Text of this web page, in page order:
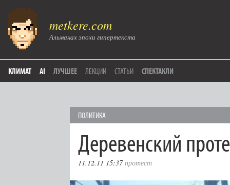
metkere.com
Альманах эпохи гипертекста
КЛИМАТ AI ЛУЧШЕЕ ЛЕКЦИИ СТАТЬИ СПЕКТАКЛИ
ПОЛИТИКА
Деревенский
11.12.11 15:37 протест